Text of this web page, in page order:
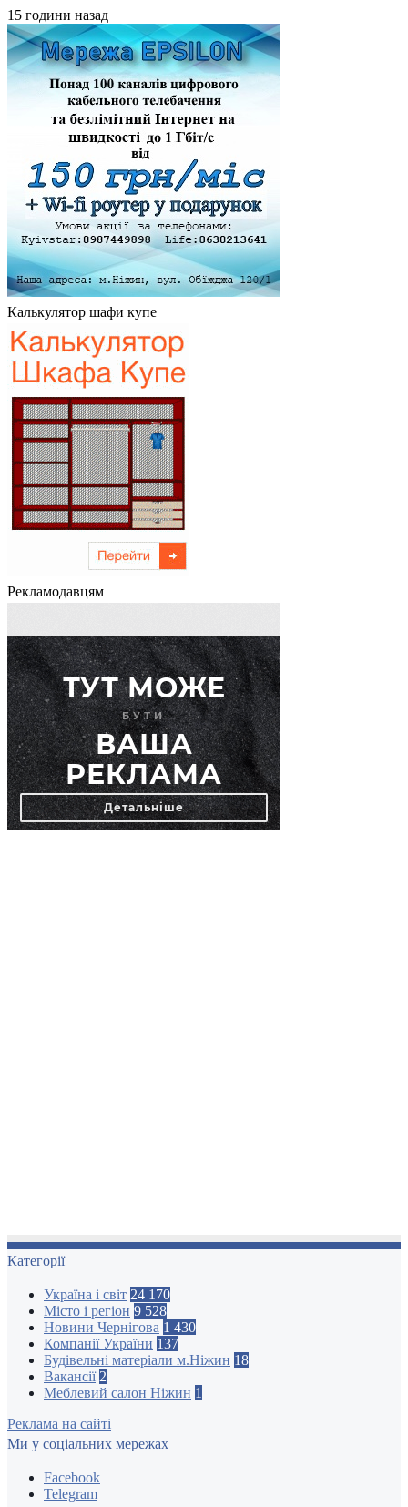
15 години назад
Калькулятор шафи купе
Рекламодавцям
Категорії
Україна і світ 24 170
Місто і регіон 9 528
Новини Чернігова 1 430
Компанії України 137
Будівельні матеріали м.Ніжин 18
Вакансії 2
Меблевий салон Ніжин 1
Реклама на сайті
Ми у соціальних мережах
Facebook
Telegram